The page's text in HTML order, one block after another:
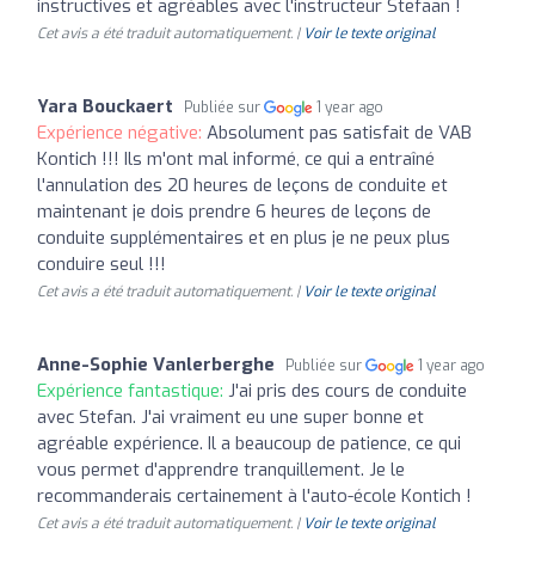
instructives et agréables avec l'instructeur Stefaan !
Cet avis a été traduit automatiquement. | Voir le texte original
Yara Bouckaert Publiée sur 1 year ago
Expérience négative: Absolument pas satisfait de VAB
Kontich !!! Ils m'ont mal informé, ce qui a entraîné
l'annulation des 20 heures de leçons de conduite et
maintenant je dois prendre 6 heures de leçons de
conduite supplémentaires et en plus je ne peux plus
conduire seul !!!
Cet avis a été traduit automatiquement. | Voir le texte original
Anne-Sophie Vanlerberghe Publiée sur 1 year ago
Expérience fantastique: J'ai pris des cours de conduite
avec Stefan. J'ai vraiment eu une super bonne et
agréable expérience. Il a beaucoup de patience, ce qui
vous permet d'apprendre tranquillement. Je le
recommanderais certainement à l'auto-école Kontich !
Cet avis a été traduit automatiquement. | Voir le texte original